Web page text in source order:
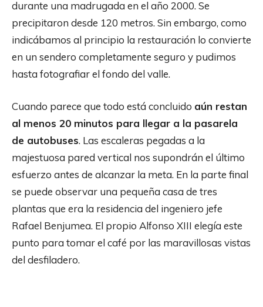
durante una madrugada en el año 2000. Se
precipitaron desde 120 metros. Sin embargo, como
indicábamos al principio la restauración lo convierte
en un sendero completamente seguro y pudimos
hasta fotografiar el fondo del valle.
Cuando parece que todo está concluido aún restan
al menos 20 minutos para llegar a la pasarela
de autobuses. Las escaleras pegadas a la
majestuosa pared vertical nos supondrán el último
esfuerzo antes de alcanzar la meta. En la parte final
se puede observar una pequeña casa de tres
plantas que era la residencia del ingeniero jefe
Rafael Benjumea. El propio Alfonso XIII elegía este
punto para tomar el café por las maravillosas vistas
del desfiladero.